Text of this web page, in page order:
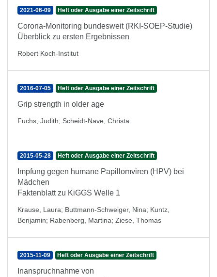
2021-06-09 Heft oder Ausgabe einer Zeitschrift
Corona-Monitoring bundesweit (RKI-SOEP-Studie)
Überblick zu ersten Ergebnissen
Robert Koch-Institut
2016-07-05 Heft oder Ausgabe einer Zeitschrift
Grip strength in older age
Fuchs, Judith; Scheidt-Nave, Christa
2015-05-28 Heft oder Ausgabe einer Zeitschrift
Impfung gegen humane Papillomviren (HPV) bei
Mädchen
Faktenblatt zu KiGGS Welle 1
Krause, Laura; Buttmann-Schweiger, Nina; Kuntz,
Benjamin; Rabenberg, Martina; Ziese, Thomas
2015-11-09 Heft oder Ausgabe einer Zeitschrift
Inanspruchnahme von